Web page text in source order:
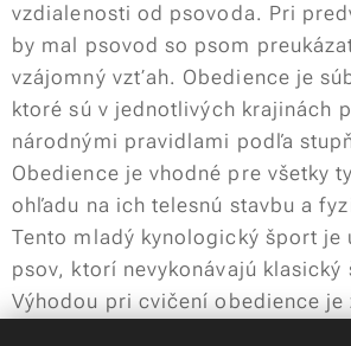
vzdialenosti od psovoda. Pri
by mal psovod so psom
vzájomný vzťah. Obedience je
ktoré sú v jednotlivých krajinách
národnými pravidlami podľa
Obedience je vhodné pre všetky
ohľadu na ich telesnú stavbu a
Tento mladý kynologický šport je
psov, ktorí nevykonávajú klasický
Výhodou pri cvičení obedience je